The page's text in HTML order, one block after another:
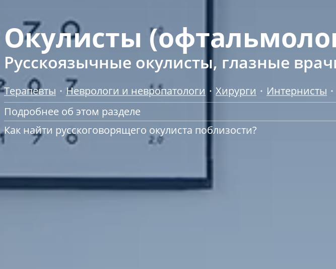
Окулисты
Русскоязычные окулисты, глазные
Терапевты Неврологи и невропатологи Хирурги
Интернисты
Подробнее об этом разделе
Как найти русскоговорящего окулиста поблизости?